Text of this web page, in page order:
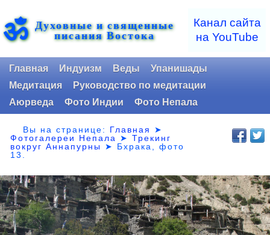
ॐ Духовные и священные
писания Востока
Канал сайта
на YouTube
Главная Индуизм Веды
Упанишады
Медитация
Руководство по медитации
Аюрведа
Фото Индии Фото Непала
Вы на странице: Главная
➤
Фотогалереи Непала
➤Трекинг
вокруг Аннапурны ➤ Бхрака,фото
13.